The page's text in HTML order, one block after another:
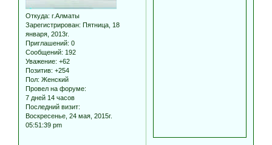
Откуда: г.Алматы
Зарегистрирован: Пятница, 18
января, 2013г.
Приглашений: 0
Сообщений: 192
Уважение: +62
Позитив: +254
Пол: Женский
Провел на форуме:
7 дней 14 часов
Последний визит:
Воскресенье, 24 мая, 2015г.
05:51:39 pm